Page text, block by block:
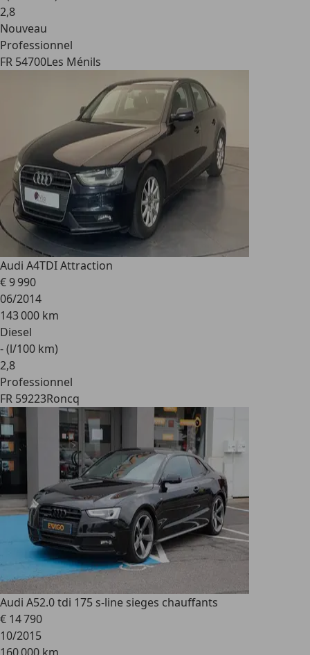
2,8
Nouveau
Professionnel
FR 54700Les Ménils
Audi A4TDI Attraction
€ 9 990
06/2014
143 000 km
Diesel
- (l/100 km)
2,8
Professionnel
FR 59223Roncq
Audi A52.0 tdi 175 s-line sieges chauffants
€ 14 790
10/2015